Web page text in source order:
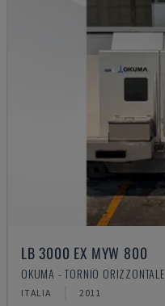
LB 3000 EX MYW 800
OKUMA - TORNIO ORIZZONTALE
ITALIA 2011